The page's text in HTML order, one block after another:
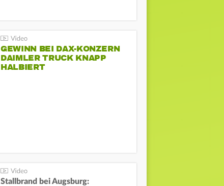
GEWINN BEI DAX-KONZERN
DAIMLER TRUCK KNAPP
HALBIERT
Stallbrand bei Augsburg: